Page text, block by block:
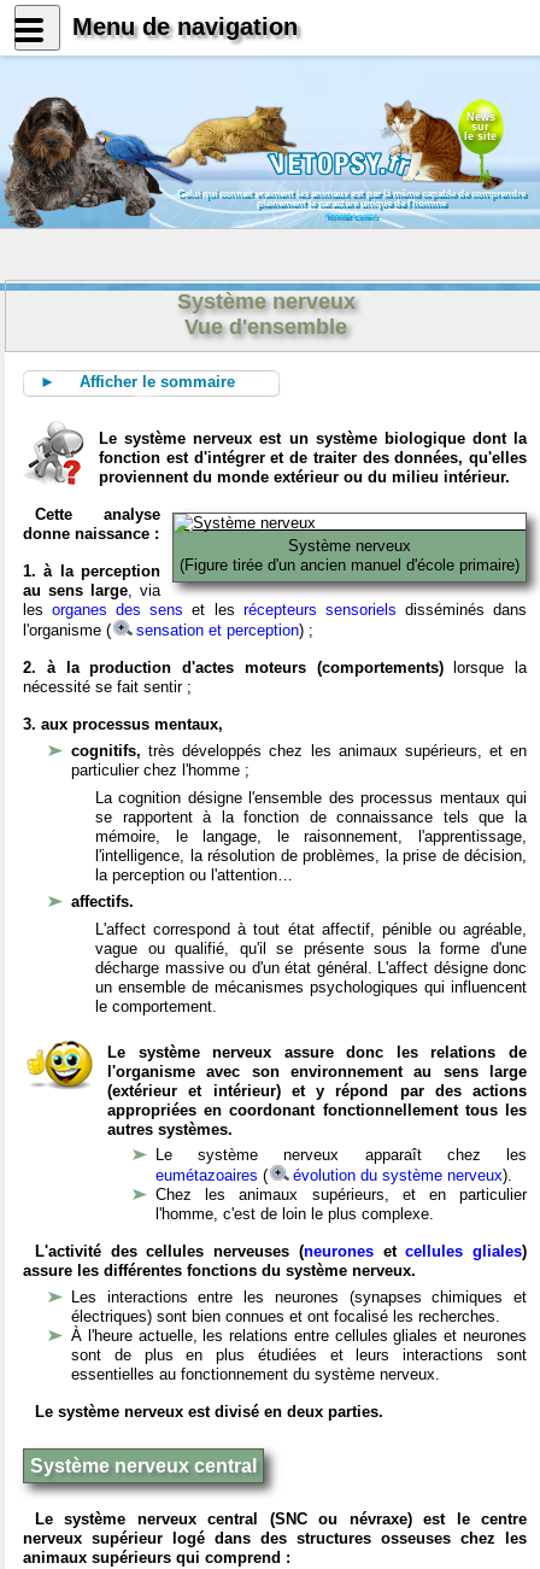
News
sur
le site
Celui qui connait vraiment les animaux est par là même capable de comprendre
pleinement le caractère unique de l'homme
Konrad Lorenz
Système nerveux
Vue d'ensemble
► Afficher le sommaire
Le système nerveux est un système biologique dont la
fonction est d'intégrer et de traiter des données, qu'elles
proviennent du monde extérieur ou du milieu intérieur.
Système nerveux
(Figure tirée d'un ancien manuel d'école primaire)
Cette analyse
donne naissance :
1. à la perception
au sens large, via
lesorganes des sens et les récepteurs sensoriels disséminés dans
l'organisme (
sensation et perception) ;
2. à la production d'actes moteurs (comportements)lorsque la
nécessité se fait sentir ;
3. aux processus mentaux,
cognitifs,très développés chez les animaux supérieurs, et en
particulier chez l'homme ;
La cognition désigne l'ensemble des processus mentaux qui
se rapportent à la fonction de connaissance tels que la
mémoire, le langage, le raisonnement, l'apprentissage,
l'intelligence, la résolution de problèmes, la prise de décision,
la perception ou l'attention…
affectifs.
L'affect correspond à tout état affectif, pénible ou agréable,
vague ou qualifié, qu'il se présente sous la forme d'une
décharge massive ou d'un état général. L'affect désigne donc
un ensemble de mécanismes psychologiques qui influencent
le comportement.
Le système nerveux assure donc les relations de
l'organisme avec son environnement au sens large
(extérieur et intérieur) et y répond par des actions
appropriées en coordonant fonctionnellement tous les
autres systèmes.
Le système nerveux apparaît chez les
eumétazoaires ( évolution du système nerveux).
Chez les animaux supérieurs, et en particulier
l'homme, c'est de loin le plus complexe.
L'activité des cellules nerveuses (neuronesetcellules gliales)
assure les différentes fonctions du système nerveux.
Les interactions entre les neurones (synapses chimiques et
électriques) sont bien connues et ont focalisé les recherches.
À l'heure actuelle, les relations entre cellules gliales et neurones
sont de plus en plus étudiées et leurs interactions sont
essentielles au fonctionnement du système nerveux.
Le système nerveux est divisé en deux parties.
Système nerveux central
Le système nerveux central (SNC ou névraxe) est le centre
nerveux supérieur logé dans des structures osseuses chez les
animaux supérieurs qui comprend :
Menu de navigation